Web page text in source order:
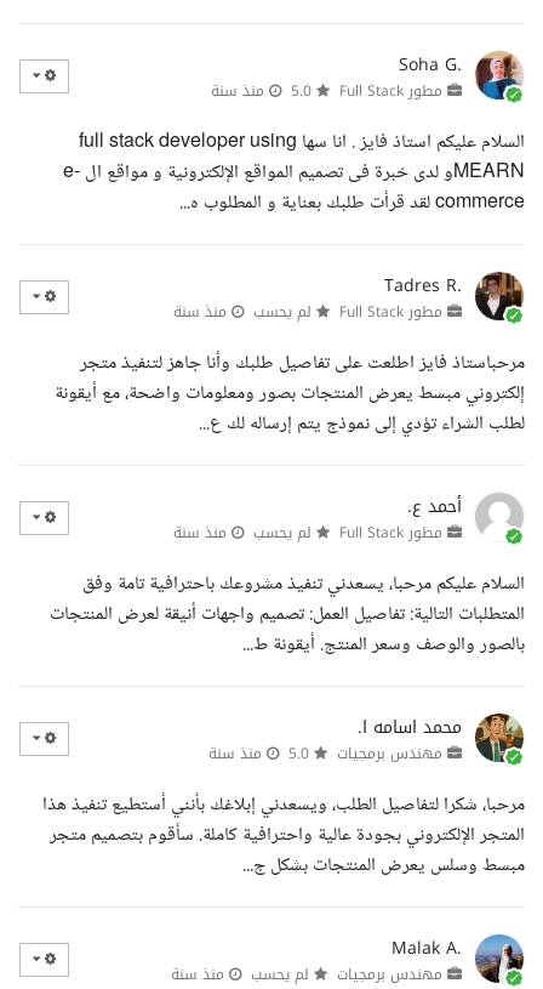
Soha G.
مطور Full Stack منذ سنة
السلام عليكم استاذ فايز . انا سها full stack developer using
MEARNو لدى خبرة فى تصميم المواقع الإلكترونية و مواقع ال e-
commerce لقد قرأت طلبك بعناية و المطلوب ه...
Tadres R.
مطور Full Stack لم يحسب منذ سنة
مرحباستاذ فايز اطلعت على تفاصيل طلبك وأنا جاهز لتنفيذ متجر
إلكتروني مبسط يعرض المنتجات بصور ومعلومات واضحة، مع أيقونة
لطلب الشراء تؤدي إلى نموذج يتم إرساله لك ع...
أحمد ع.
مطور Full Stack لم يحسب منذ سنة
السلام عليكم مرحبا، يسعدني تنفيذ مشروعك باحترافية تامة وفق
المتطلبات التالية: تفاصيل العمل: تصميم واجهات أنيقة لعرض المنتجات
بالصور والوصف وسعر المنتج. أيقونة ط...
محمد اسامه ا.
مهندس برمجيات منذ سنة
مرحبا، شكرا لتفاصيل الطلب، ويسعدني إبلاغك بأنني أستطيع تنفيذ هذا
المتجر الإلكتروني بجودة عالية واحترافية كاملة. سأقوم بتصميم متجر
مبسط وسلس يعرض المنتجات بشكل ج...
Malak A.
مهندس برمجيات لم يحسب منذ سنة